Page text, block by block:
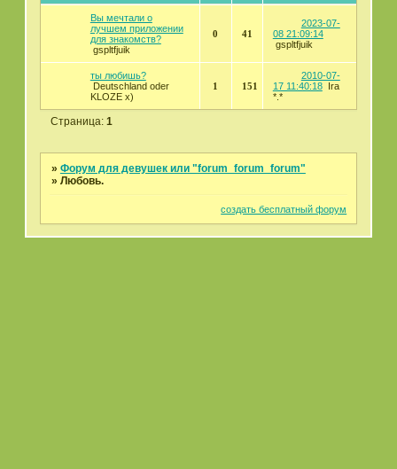
Вы мечтали о
лучшем приложении
для знакомств?
gspltfjuik
0 41
2023-07-
08 21:09:14
gspltfjuik
ты любишь?
Deutschland oder
KLOZE x)
1 151
2010-07-
17 11:40:18
Ira
*.*
Страница: 1
» Форум для девушек или "forum_forum_forum"
» Любовь.
создать бесплатный форум